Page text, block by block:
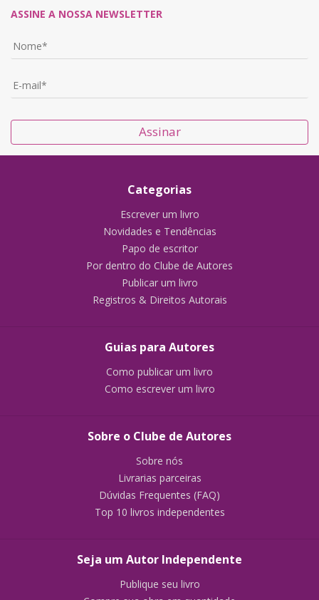
ASSINE A NOSSA NEWSLETTER
Assinar
Categorias
Escrever um livro
Novidades e Tendências
Papo de escritor
Por dentro do Clube de Autores
Publicar um livro
Registros & Direitos Autorais
Guias para Autores
Como publicar um livro
Como escrever um livro
Sobre o Clube de Autores
Sobre nós
Livrarias parceiras
Dúvidas Frequentes (FAQ)
Top 10 livros independentes
Seja um Autor Independente
Publique seu livro